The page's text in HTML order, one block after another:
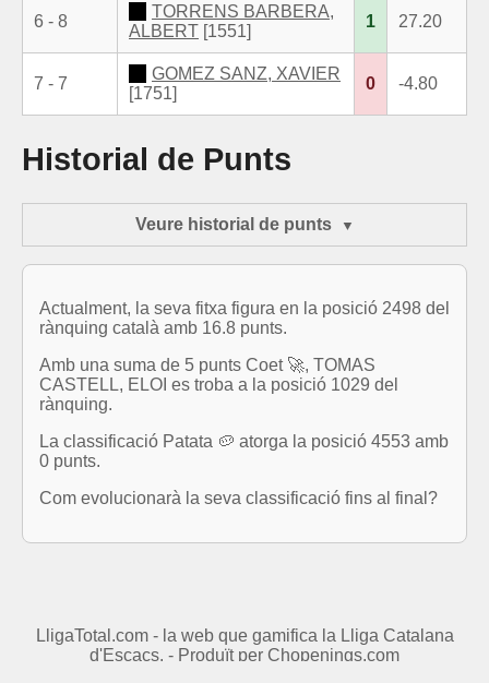
6 - 8
TORRENS BARBERA,
ALBERT [1551]
1 27.20
7 - 7
GOMEZ SANZ, XAVIER
[1751]
0 -4.80
Historial de Punts
Veure historial de punts
Actualment, la seva fitxa figura en la posició 2498 del
rànquing català amb 16.8 punts.
Amb una suma de 5 punts Coet 🚀, TOMAS
CASTELL, ELOI es troba a la posició 1029 del
rànquing.
La classificació Patata 🥔 atorga la posició 4553 amb
0 punts.
Com evolucionarà la seva classificació fins al final?
LligaTotal.com - la web que gamifica la Lliga Catalana
d'Escacs. - Produït per Chopenings.com